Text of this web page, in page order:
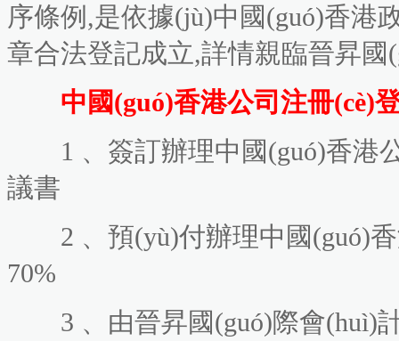
序條例,是依據(jù)中國(guó)香港
章合法登記成立,詳情親臨晉昇國
中國(guó)香港公司注冊(cè)
1 、簽訂辦理中國(guó)香
議書
2 、預(yù)付辦理中國(guó)
70%
3 、由晉昇國(guó)際會